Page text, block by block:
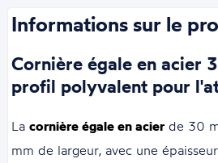
Informations sur le
Cornière égale en acier
profil polyvalent pour
Lacornière égale en acier de 30
mm de largeur, avec une